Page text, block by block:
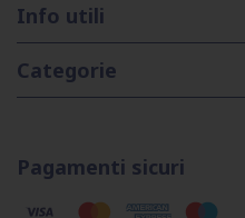
Info utili
Categorie
Pagamenti sicuri